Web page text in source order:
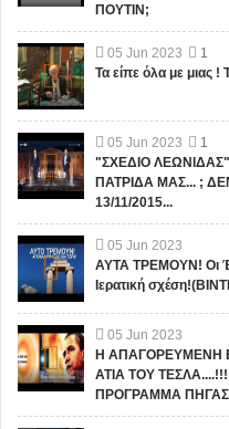
ΠΟΥΤΙΝ;
05 Jun 2023
1
Τα είπε όλα με μιας
05 Jun 2023
1
"ΣΧΕΔΙΟ
ΠΑΤΡΙΔΑ ΜΑΣ... ;
13/11/2015...
05 Jun 2023
ΑΥΤΑ ΤΡΕΜΟΥΝ! Οι
Ιερατική
05 Jun 2023
Η ΑΠΑΓΟΡΕΥΜΕΝΗ
ΑΤΙΑ ΤΟΥ
ΠΡΟΓΡΑΜΜΑ